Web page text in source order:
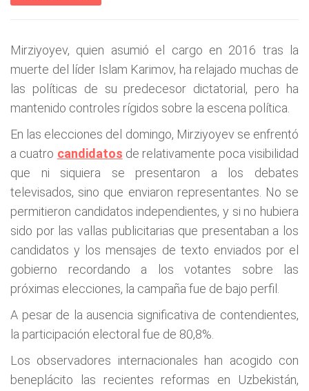
Mirziyoyev, quien asumió el cargo en 2016 tras la
muerte del líder Islam Karimov, ha relajado muchas de
las políticas de su predecesor dictatorial, pero ha
mantenido controles rígidos sobre la escena política.
En las elecciones del domingo, Mirziyoyev se enfrentó
a cuatro candidatos de relativamente poca visibilidad
que ni siquiera se presentaron a los debates
televisados, sino que enviaron representantes. No se
permitieron candidatos independientes, y si no hubiera
sido por las vallas publicitarias que presentaban a los
candidatos y los mensajes de texto enviados por el
gobierno recordando a los votantes sobre las
próximas elecciones, la campaña fue de bajo perfil.
A pesar de la ausencia significativa de contendientes,
la participación electoral fue de 80,8%.
Los observadores internacionales han acogido con
beneplácito las recientes reformas en Uzbekistán,